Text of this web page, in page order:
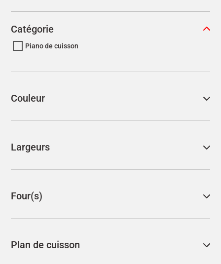
Catégorie
Piano de cuisson
Couleur
Largeurs
Four(s)
Plan de cuisson